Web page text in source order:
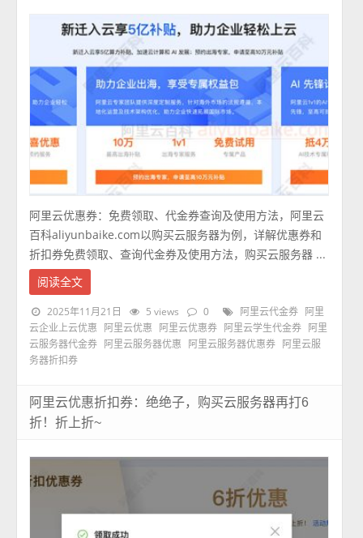
阿里云优惠券：免费领取、代金券查询及使用方法，阿里云
百科aliyunbaike.com以购买云服务器为例，详解优惠券和
折扣券免费领取、查询代金券及使用方法，购买云服务器 ...
阅读全文
2025年11月21日 5 views 0 阿里云代金券
阿里
云企业上云优惠
阿里云优惠 阿里云优惠券 阿里云学生代金券
阿里
云服务器代金券
阿里云服务器优惠 阿里云服务器优惠券
阿里云服
务器折扣券
阿里云优惠折扣券：绝绝子，购买云服务器再打6
折！折上折~